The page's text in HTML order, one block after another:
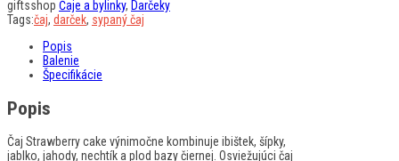
giftsshop Čaje a bylinky, Darčeky
Tags:čaj, darček, sypaný čaj
Popis
Balenie
Špecifikácie
Popis
Čaj Strawberry cake výnimočne kombinuje ibištek, šípky,
jablko, jahody, nechtík a plod bazy čiernej. Osviežujúci čaj